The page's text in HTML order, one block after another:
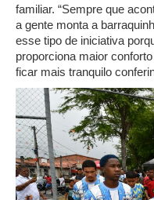
familiar. “Sempre que
a gente monta a
esse tipo de iniciativa
proporciona maior
ficar mais tranquilo